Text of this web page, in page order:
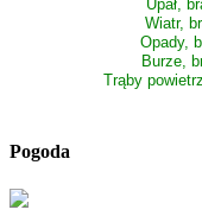
Upał,
Wiatr,
Opady,
Burze,
Trąby
Pogoda